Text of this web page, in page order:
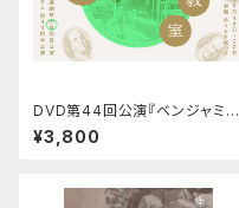
DVD第44回公演『ベンジャミン
の教室』
¥3,800